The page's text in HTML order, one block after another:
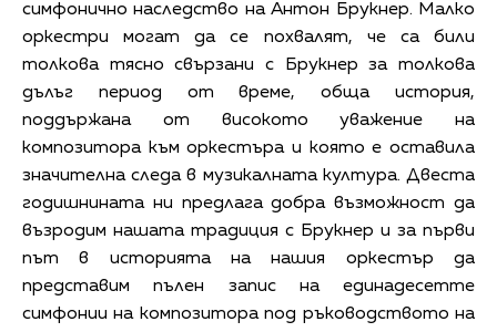
симфонично наследство на Антон Брукнер. Малко
оркестри могат да се похвалят, че са били
толкова тясно свързани с Брукнер за толкова
дълъг период от време, обща история,
поддържана от високото уважение на
композитора към оркестъра и която е оставила
значителна следа в музикалната култура. Двеста
годишнината ни предлага добра възможност да
възродим нашата традиция с Брукнер и за първи
път в историята на нашия оркестър да
представим пълен запис на единадесетте
симфонии на композитора под ръководството на